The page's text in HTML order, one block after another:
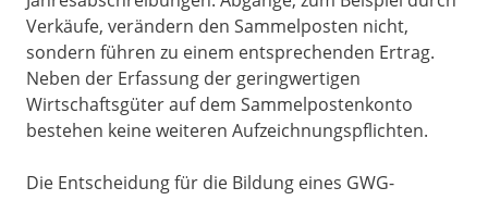
Verkäufe, verändern den Sammelposten nicht,
sondern führen zu einem entsprechenden Ertrag.
Neben der Erfassung der geringwertigen
Wirtschaftsgüter auf dem Sammelpostenkonto
bestehen keine weiteren Aufzeichnungspflichten.
Die Entscheidung für die Bildung eines GWG-